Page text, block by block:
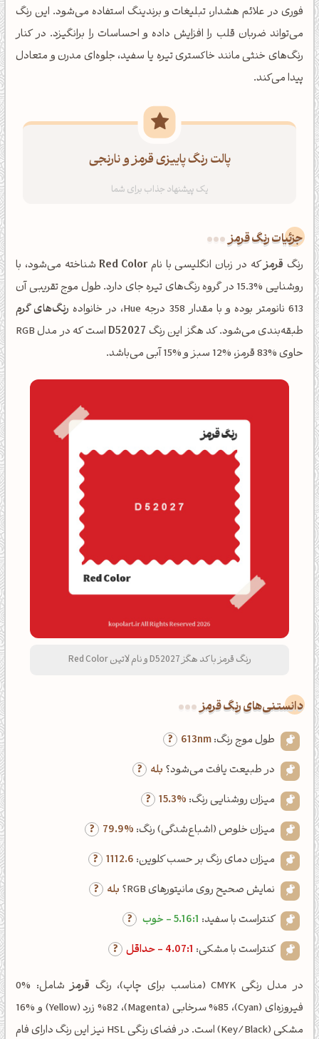
فوری در علائم هشدار، تبلیغات و برندینگ استفاده می‌شود. این رنگ
می‌تواند ضربان قلب را افزایش داده و احساسات را برانگیزد. در کنار
رنگ‌های خنثی مانند خاکستری تیره یا سفید، جلوه‌ای مدرن و متعادل
پیدا می‌کند.
پالت رنگ پاییزی قرمز و نارنجی
جزئیات رنگ قرمز
رنگ قرمزکه در زبان انگلیسی با نامRed Colorشناخته می‌شود، با
روشنایی %15.3 در گروه رنگ‌های تیره جای دارد. طول موج تقریبی آن
613 نانومتر بوده و با مقدار 358 درجه Hue، در خانواده
رنگ‌های گرم
طبقه‌بندی می‌شود. کد هگز این رنگ D52027
است که در مدل RGB
حاوی %83 قرمز، %12 سبز و %15 آبی می‌باشد.
رنگ قرمز با کد هگز D52027 و نام لاتین Red Color
دانستنی‌های رنگ قرمز
طول موج رنگ:613nm
در طبیعت یافت می‌شود؟ بله
میزان روشنایی رنگ: 15.3%
میزان خلوص (اشباع‌شدگی) رنگ: 79.9%
میزان دمای رنگ بر حسب کلوین: 1112.6
نمایش صحیح روی مانیتورهای RGB؟
بله
کنتراست با سفید: 5.16:1 - خوب
کنتراست با مشکی: 4.07:1 - حداقل
در مدل رنگی CMYK (مناسب برای چاپ)، رنگ قرمز
شامل: %0
فیروزه‌ای (Cyan)، %85 سرخابی (Magenta)، %82 زرد (Yellow) و %16
مشکی (Key/Black) است. در فضای رنگی HSL نیز این رنگ دارای فام